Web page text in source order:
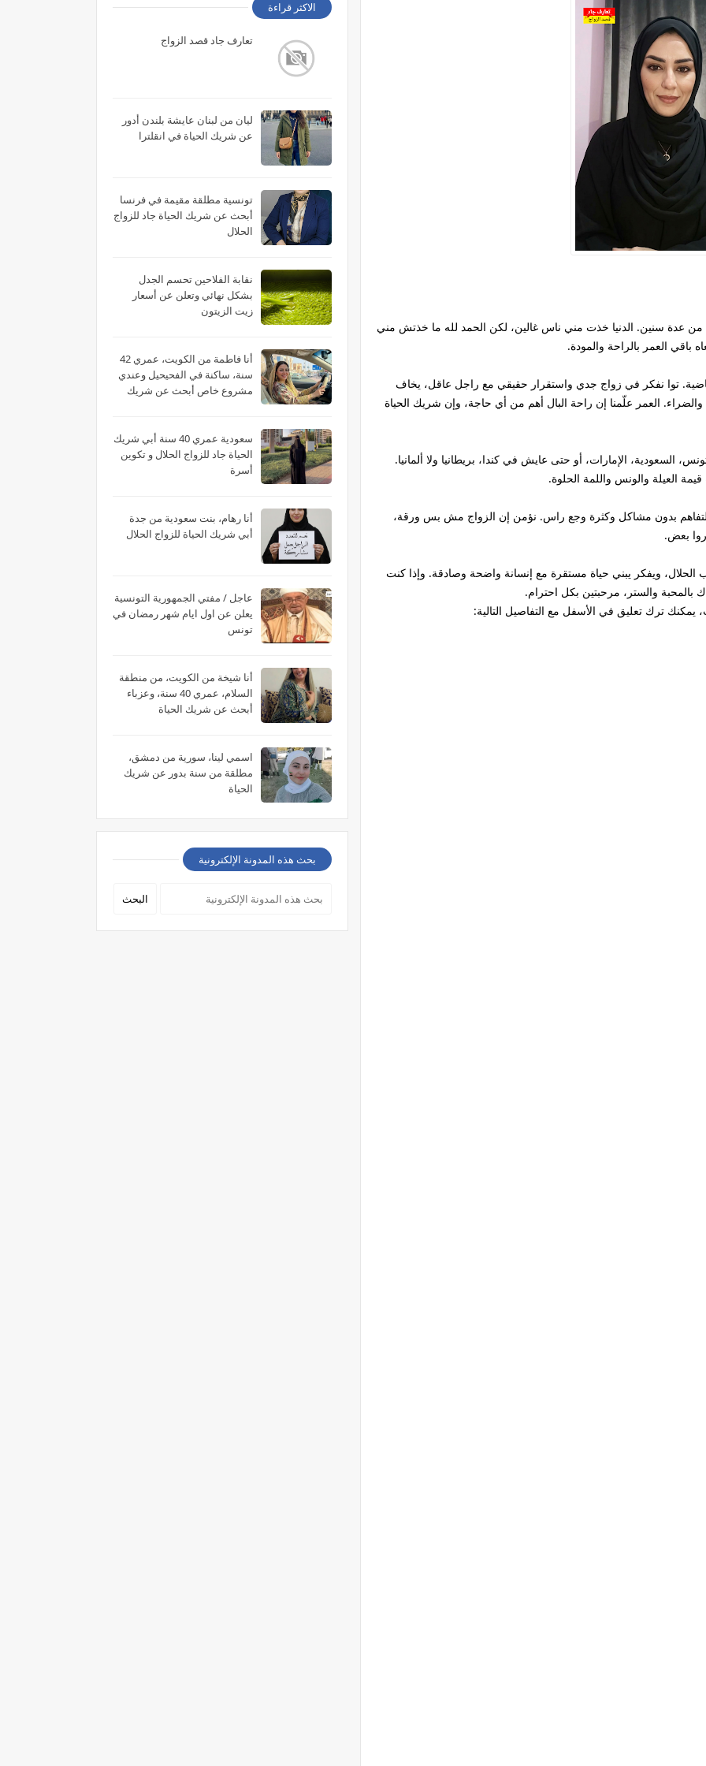
مدينة البيضاء، عمري 45 سنة وأرملة من عدة سنين. الدنيا خذت مني ناس غالين، لكن الحمد لله ما خذتش مني
العمر بالراحة والمودة.
توا نفكر في زواج جدي واستقرار حقيقي مع راجل عاقل، يخاف
العمر علّمنا إن راحة البال أهم من أي حاجة، وإن شريك الحياة
سواء من ليبيا، تونس، السعودية، الإمارات، أو حتى عايش في كندا، بريطانيا ولا ألمانيا.
العيلة والونس واللمة الحلوة.
والتفاهم بدون مشاكل وكثرة وجع راس. نؤمن إن الزواج مش بس ورقة،
بعض.
ويفكر يبني حياة مستقرة مع إنسانة واضحة وصادقة. وإذا كنت
والستر، مرحبتين بكل احترام.
ترك تعليق في الأسفل مع التفاصيل التالية:
الاكثر قراءة
تعارف جاد قصد الزواج
ليان من لبنان عايشة بلندن أدور
عن شريك الحياة في انقلترا
تونسية مطلقة مقيمة في فرنسا
أبحث عن شريك الحياة جاد للزواج
الحلال
نقابة الفلاحين تحسم الجدل
بشكل نهائي وتعلن عن أسعار
زيت الزيتون
أنا فاطمة من الكويت، عمري 42
سنة، ساكنة في الفحيحيل وعندي
مشروع خاص أبحث عن شريك
سعودية عمري 40 سنة أبي شريك
الحياة جاد للزواج الحلال و تكوين
أسرة
أنا رهام، بنت سعودية من جدة
أبي شريك الحياة للزواج الحلال
عاجل / مفتي الجمهورية التونسية
يعلن عن اول ايام شهر رمضان في
تونس
أنا شيخة من الكويت، من منطقة
السلام، عمري 40 سنة، وعزباء
أبحث عن شريك الحياة
اسمي لينا، سورية من دمشق،
مطلقة من سنة بدور عن شريك
الحياة
بحث هذه المدونة الإلكترونية